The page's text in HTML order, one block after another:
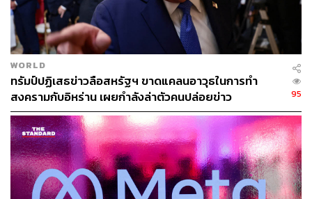
ว่าสถานการณ์นี้ไม่น่าจะยืดเยื้อเกิน 2-3 เดือนเช่นกัน
SCB FM มองบาทยังอ่อนค่าต่อได้
ไทยพาณิชย์ จำกัด (มหาชน) เปิดเผยว่า เงินบาทอ่อนค่าเหนือ
32.80 บาทต่อดอลลาร์สหรัฐ ซึ่งอ่อนค่ามากที่สุดในรอบ 5
เดือน โดยเงินบาทอ่อนค่าแรงวันนี้ เป็นผลจากดัชนีเงิน
ดอลลาร์สหรัฐที่แข็งค่าขึ้น และอัตราผลตอบแทนพันธบัตร
รัฐบาลสหรัฐฯ (US Treasury yields) ที่สูงขึ้นเร็ว
WORLD
ทรัมป์ปฏิเสธข่าวลือสหรัฐฯ ขาดแคลนอาวุธในการทำ
สงครามกับอิหร่าน เผยกำลังล่าตัวคนปล่อยข่าว
95